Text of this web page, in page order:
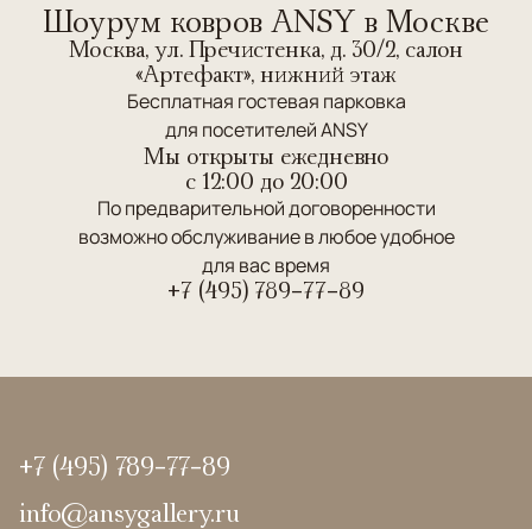
Шоурум ковров ANSY в Москве
Москва, ул. Пречистенка, д. 30/2, салон
«Артефакт», нижний этаж
Бесплатная гостевая парковка
для посетителей ANSY
Мы открыты ежедневно
c 12:00 до 20:00
По предварительной договоренности
возможно обслуживание в любое удобное
для вас время
+7 (495) 789-77-89
+7 (495) 789-77-89
info@ansygallery.ru